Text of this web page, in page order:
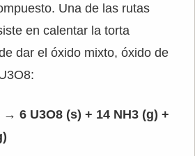
Una de las rutas
en calentar la torta
dar el óxido mixto, óxido de
→ 6 U3O8 (s) + 14 NH3 (g) +